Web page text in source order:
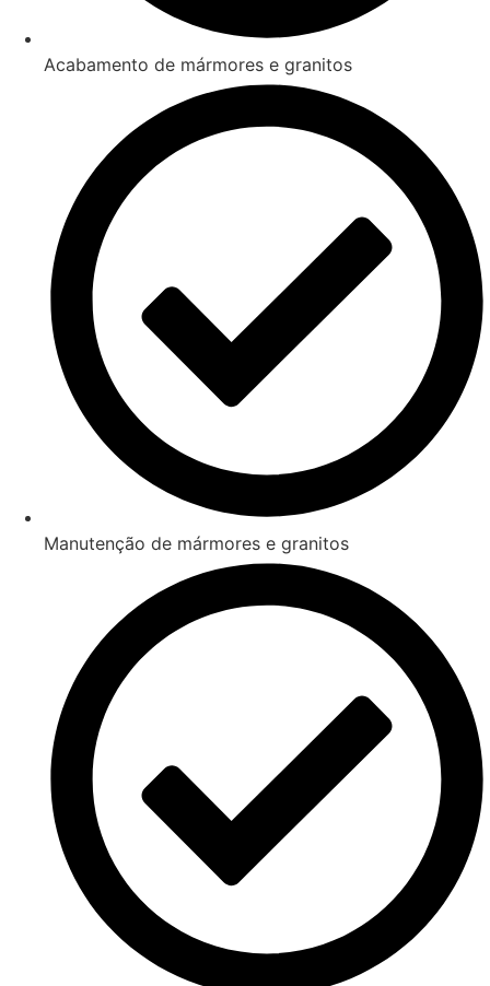
Acabamento de mármores e granitos
Manutenção de mármores e granitos